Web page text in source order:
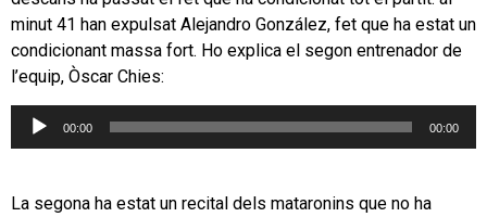
minut 41 han expulsat Alejandro González, fet que ha estat un
condicionant massa fort. Ho explica el segon entrenador de
l’equip, Òscar Chies:
Reproductor
00:00 00:00
La segona ha estat un recital dels mataronins que no ha